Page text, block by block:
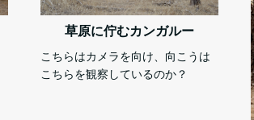
草原に佇むカンガルー
こちらはカメラを向け、向こうは
こちらを観察しているのか？